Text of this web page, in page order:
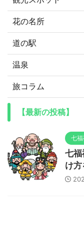
花の名所
道の駅
温泉
旅コラム
【最新の投稿】
七
七福
け